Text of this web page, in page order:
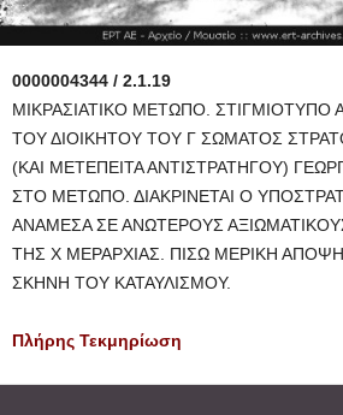
0000004344 / 2.1.19
ΜΙΚΡΑΣΙΑΤΙΚΟ ΜΕΤΩΠΟ.
ΤΟΥ ΔΙΟΙΚΗΤΟΥ ΤΟΥ Γ ΣΩΜΑΤΟΣ
(ΚΑΙ ΜΕΤΕΠΕΙΤΑ ΑΝΤΙΣΤΡΑΤΗΓΟΥ)
ΣΤΟ ΜΕΤΩΠΟ. ΔΙΑΚΡΙΝΕΤΑΙ Ο
ΑΝΑΜΕΣΑ ΣΕ ΑΝΩΤΕΡΟΥΣ
ΤΗΣ Χ ΜΕΡΑΡΧΙΑΣ. ΠΙΣΩ ΜΕΡΙΚΗ
ΣΚΗΝΗ ΤΟΥ ΚΑΤΑΥΛΙΣΜΟΥ.
Πλήρης Τεκμηρίωση